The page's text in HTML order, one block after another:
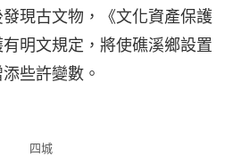
現古文物，《文化資產保護
明文規定，將使礁溪鄉設置
些許變數。
四城